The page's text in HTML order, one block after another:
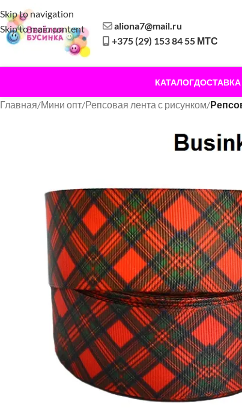
Skip to navigation
Skip to main content
aliona7@mail.ru
+375 (29) 153 84 55 МТС
КАТАЛОГДОСТАВКА
Главная/Мини опт/Репсовая лента с рисунком/